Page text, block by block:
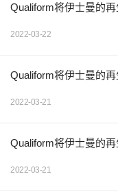
Qualiform将伊士曼的
2022-03-22
Qualiform将伊士曼的
2022-03-21
Qualiform将伊士曼的
2022-03-21